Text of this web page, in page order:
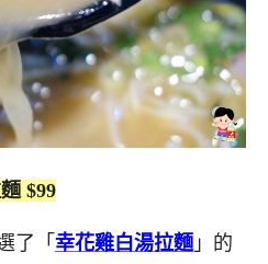
$99
了「 幸花雞白湯拉麵」的